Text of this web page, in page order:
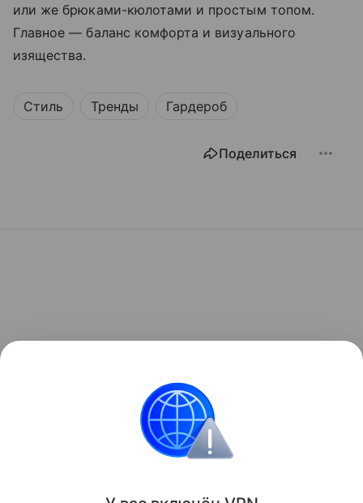
или же брюками-кюлотами и простым топом.
Главное — баланс комфорта и визуального
изящества.
Стиль Тренды Гардероб
Поделиться